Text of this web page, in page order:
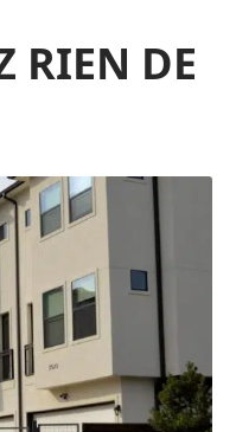
RIEN DE